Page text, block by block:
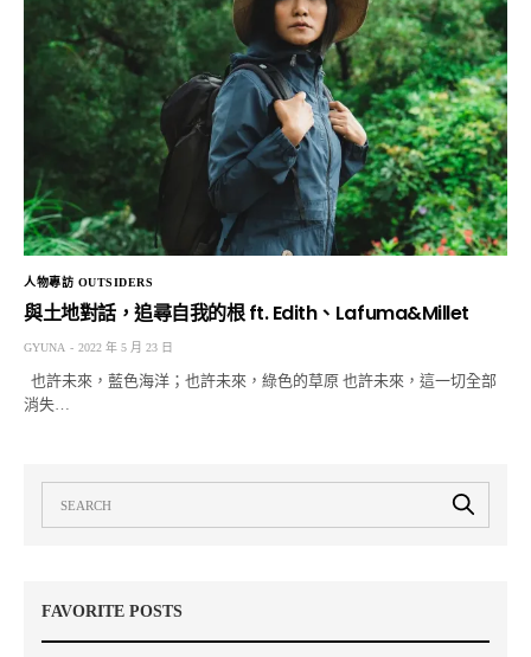
人物專訪 OUTSIDERS
與土地對話，追尋自我的根 ft. Edith、Lafuma&Millet
GYUNA 2022 年 5 月 23 日
也許未來，藍色海洋；也許未來，綠色的草原 也許未來，這一切全部
消失…
FAVORITE POSTS